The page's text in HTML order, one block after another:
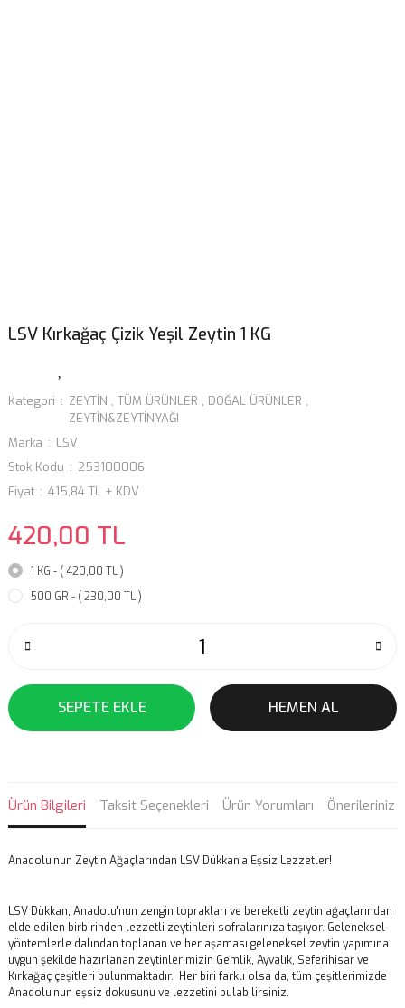
LSV Kırkağaç Çizik Yeşil Zeytin 1 KG
Kategori ZEYTİN , TÜM ÜRÜNLER , DOĞAL ÜRÜNLER ,
ZEYTİN&ZEYTİNYAĞI
Marka
LSV
Stok Kodu
253100006
Fiyat
415,84 TL + KDV
420,00 TL
1 KG - ( 420,00 TL )
500 GR - ( 230,00 TL )
SEPETE EKLE HEMEN AL
Ürün Bilgileri Taksit Seçenekleri Ürün Yorumları Önerileriniz
Anadolu'nun Zeytin Ağaçlarından LSV Dükkan'a Eşsiz Lezzetler!
LSV Dükkan, Anadolu'nun zengin toprakları ve bereketli zeytin ağaçlarından
elde edilen birbirinden lezzetli zeytinleri sofralarınıza taşıyor. Geleneksel
yöntemlerle dalından toplanan ve her aşaması geleneksel zeytin yapımına
uygun şekilde hazırlanan zeytinlerimizin Gemlik, Ayvalık, Seferihisar ve
Kırkağaç çeşitleri bulunmaktadır. Her biri farklı olsa da, tüm çeşitlerimizde
Anadolu'nun eşsiz dokusunu ve lezzetini bulabilirsiniz.